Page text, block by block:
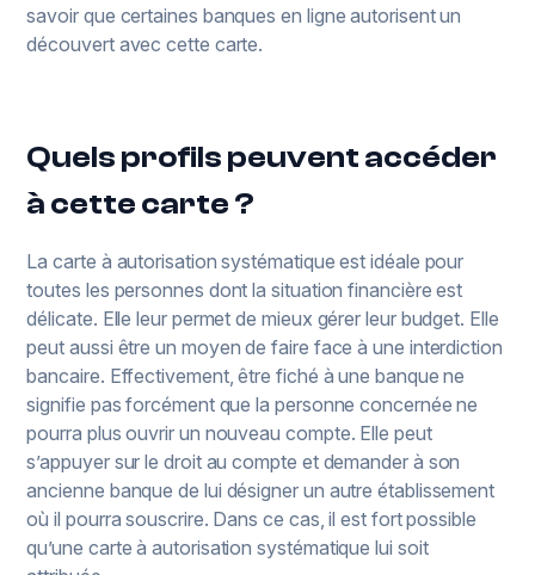
savoir que certaines banques en ligne autorisent un
découvert avec cette carte.
Quels profils peuvent accéder
à cette carte ?
La carte à autorisation systématique est idéale pour
toutes les personnes dont la situation financière est
délicate. Elle leur permet de mieux gérer leur budget. Elle
peut aussi être un moyen de faire face à une interdiction
bancaire. Effectivement, être fiché à une banque ne
signifie pas forcément que la personne concernée ne
pourra plus ouvrir un nouveau compte. Elle peut
s’appuyer sur le droit au compte et demander à son
ancienne banque de lui désigner un autre établissement
où il pourra souscrire. Dans ce cas, il est fort possible
qu’une carte à autorisation systématique lui soit